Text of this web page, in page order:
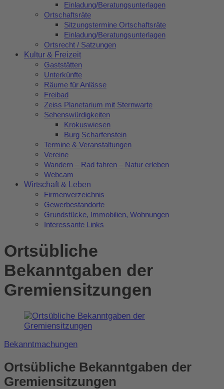
Einladung/Beratungsunterlagen
Ortschaftsräte
Sitzungstermine Ortschaftsräte
Einladung/Beratungsunterlagen
Ortsrecht / Satzungen
Kultur & Freizeit
Gaststätten
Unterkünfte
Räume für Anlässe
Freibad
Zeiss Planetarium mit Sternwarte
Sehenswürdigkeiten
Krokuswiesen
Burg Scharfenstein
Termine & Veranstaltungen
Vereine
Wandern – Rad fahren – Natur erleben
Webcam
Wirtschaft & Leben
Firmenverzeichnis
Gewerbestandorte
Grundstücke, Immobilien, Wohnungen
Interessante Links
Ortsübliche
Bekanntgaben der
Gremiensitzungen
Bekanntmachungen
Ortsübliche Bekanntgaben der
Gremiensitzungen